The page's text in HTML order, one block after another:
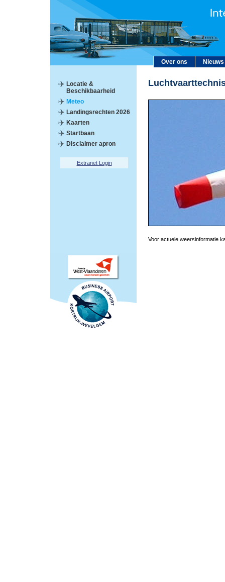
Over ons Nieuws
Locatie &
Beschikbaarheid
Meteo
Landingsrechten 2026
Kaarten
Startbaan
Disclaimer apron
Extranet Login
Voor actuele weersinformatie